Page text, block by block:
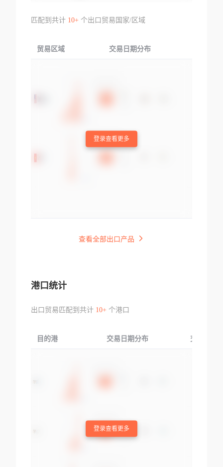
匹配到共计 10+个出口贸易国家/区域
贸易区域 交易日期分布
登录查看更多
查看全部出口产品
港口统计
出口贸易匹配到共计 10+个港口
目的港 交易日期分布 交易产品
登录查看更多